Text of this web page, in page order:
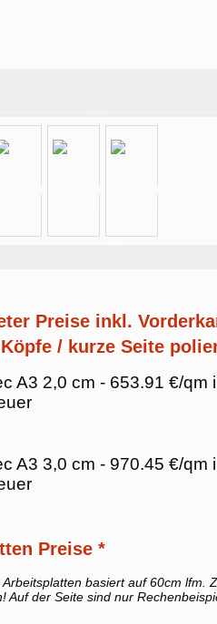
Preise inkl.
/ kurze Seite
A3 2,0 cm - 653.91 €/qm
A3 3,0 cm - 970.45 €/qm
Preise *
Arbeitsplatten basiert auf 60cm lfm.
Auf der Seite sind nur